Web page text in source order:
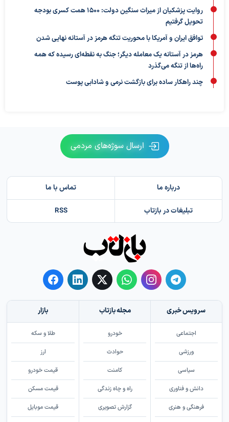
روایت پزشکیان از میراث سنگین دولت: ۱۵۰۰ همت کسری بودجه
تحویل گرفتیم
توافق ایران و آمریکا با محوریت تنگه هرمز در آستانه نهایی شدن
هرمز در آستانه یک معامله دیگر؛ جنگ به نقطه‌ای رسیده که همه
راه‌ها از تنگه می‌گذرد
چند راهکار ساده برای بازگشت نرمی و شادابی پوست
ارسال سوژه‌های مردمی
درباره ما تماس با ما
تبلیغات در بازتاب RSS
سرویس خبری
اجتماعی
ورزشی
سیاسی
دانش و فناوری
فرهنگی و هنری
مجله بازتاب
خودرو
حوادث
کامنت
راه و چاه زندگی
گزارش تصویری
بازار
طلا و سکه
ارز
قیمت خودرو
قیمت مسکن
قیمت موبایل